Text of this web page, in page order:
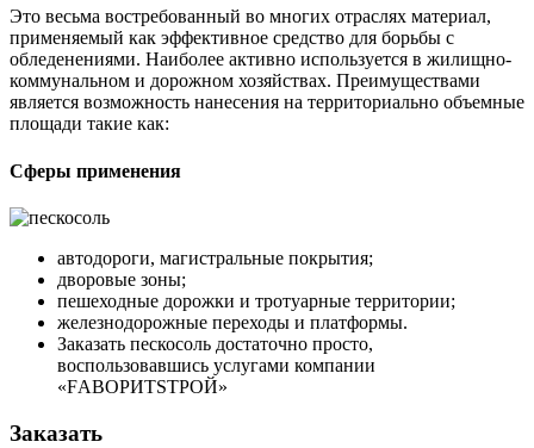
Это весьма востребованный во многих отраслях материал,
применяемый как эффективное средство для борьбы с
обледенениями. Наиболее активно используется в жилищно-
коммунальном и дорожном хозяйствах. Преимуществами
является возможность нанесения на территориально объемные
площади такие как:
Сферы применения
автодороги, магистральные покрытия;
дворовые зоны;
пешеходные дорожки и тротуарные территории;
железнодорожные переходы и платформы.
Заказать пескосоль достаточно просто,
воспользовавшись услугами компании
«FАВОРИТSТРОЙ»
Заказать